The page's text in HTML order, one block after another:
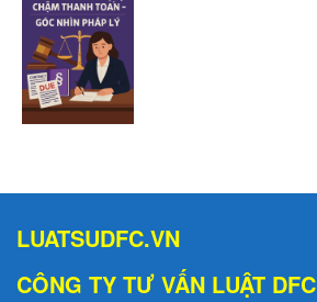
LUATSUDFC.VN
CÔNG TY TƯ VẤN LUẬT DFC